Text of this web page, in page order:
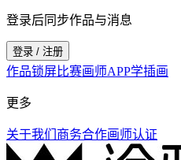
登录后同步作品与消息
登录 / 注册
作品锁屏比赛画师APP学插画
更多
关于我们 商务合作画师认证